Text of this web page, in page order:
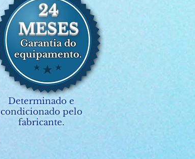
24
MESES
Garantia do
equipamento.
Determinado e
condicionado pelo
fabricante.